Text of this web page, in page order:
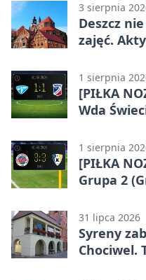
3 sierpnia
Deszcz
zajęć.
1 sierpnia
[PIŁKA
Wda
1 sierpnia
[PIŁKA
Grupa 2
Stargard 3:3
31 lipca 2026
Syreny
Chociwel.